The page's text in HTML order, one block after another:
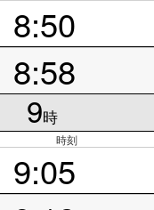
8:50
8:58
9時
時刻
9:05